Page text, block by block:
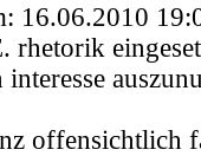
16.06.2010
offensichtlich